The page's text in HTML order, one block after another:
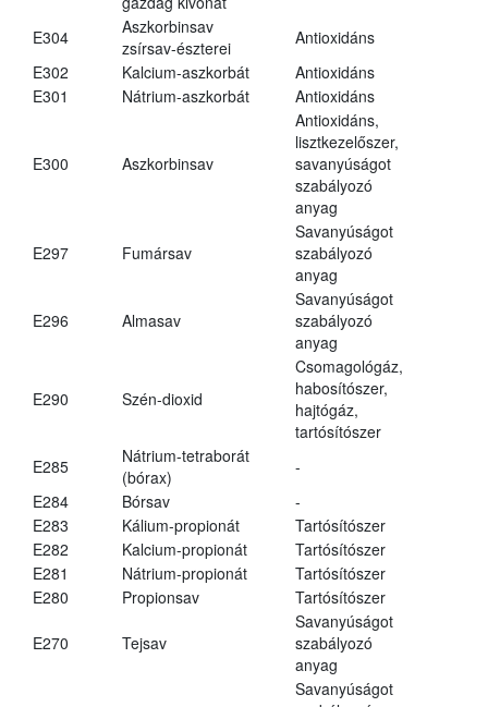
E304
Aszkorbinsav
zsírsav-észterei
Antioxidáns
E302
Kalcium-aszkorbát
Antioxidáns
E301
Nátrium-aszkorbát Antioxidáns
E300 Aszkorbinsav
Antioxidáns,
lisztkezelőszer,
savanyúságot
szabályozó
anyag
E297 Fumársav
Savanyúságot
szabályozó
anyag
E296 Almasav
Savanyúságot
szabályozó
anyag
E290 Szén-dioxid
Csomagológáz,
habosítószer,
hajtógáz,
tartósítószer
E285
Nátrium-tetraborát
(bórax)
-
E284
Bórsav
-
E283
Kálium-propionát
Tartósítószer
E282
Kalcium-propionát
Tartósítószer
E281
Nátrium-propionát
Tartósítószer
E280
Propionsav Tartósítószer
E270 Tejsav
Savanyúságot
szabályozó
anyag
Savanyúságot